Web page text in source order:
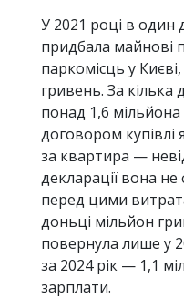
У 2021 році в
придбала майнові
паркомісць у
гривень. За
понад 1,6
договором
за квартира —
декларації вона не
перед цими
доньці мільйон
повернула лише у
за 2024 рік — 1,1
зарплати.